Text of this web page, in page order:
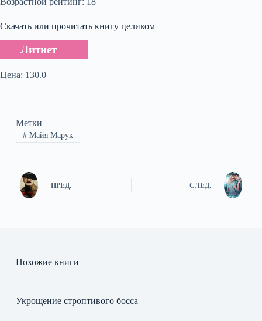
Скачать или прочитать книгу целиком
Литнет
Цена: 130.0
Метки
#Майя Марук
ПРЕД. СЛЕД.
Похожие книги
Укрощение строптивого босса